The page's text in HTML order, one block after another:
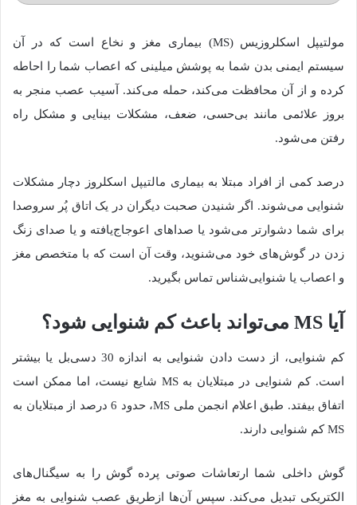
مولتیپل اسکلروزیس (MS) بیماری مغز و نخاع است که در آن
سیستم ایمنی بدن شما به پوشش میلینی که اعصاب شما را احاطه
کرده و از آن محافظت می‌کند، حمله می‌کند. آسیب عصب منجر به
بروز علائمی مانند بی‌حسی، ضعف، مشکلات بینایی و مشکل راه
رفتن می‌شود.
درصد کمی از افراد مبتلا به بیماری مالتیپل اسکلروز دچار مشکلات
شنوایی می‌شوند. اگر شنیدن صحبت دیگران در یک اتاق پُر سروصدا
برای شما دشوارتر می‌شود یا صداهای اعوجاج‌یافته و یا صدای زنگ
زدن در گوش‌های خود می‌شنوید، وقت آن است که با متخصص مغز
و اعصاب یا شنوایی‌شناس تماس بگیرید.
آیا MS می‌تواند باعث کم شنوایی شود؟
کم شنوایی، از دست دادن شنوایی به اندازه 30 دسی‌بل یا بیشتر
است. کم شنوایی در مبتلایان به MS شایع نیست، اما ممکن است
اتفاق بیفتد. طبق اعلام انجمن ملی MS، حدود 6 درصد از مبتلایان به
MS کم شنوایی دارند.
گوش داخلی شما ارتعاشات صوتی پرده گوش را به سیگنال‌های
الکتریکی تبدیل می‌کند. سپس آن‌ها از‌طریق عصب شنوایی به مغز